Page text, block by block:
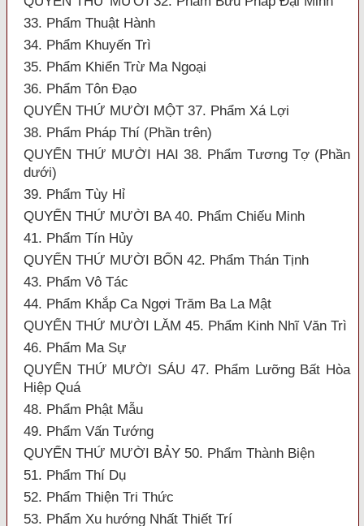
33. Phẩm Thuật Hành
34. Phẩm Khuyến Trì
35. Phẩm Khiển Trừ Ma Ngoại
36. Phẩm Tôn Đạo
QUYỂN THỨ MƯỜI MỘT 37. Phẩm Xá Lợi
38. Phẩm Pháp Thí (Phần trên)
QUYỂN THỨ MƯỜI HAI 38. Phẩm Tương Tợ (Phần
dưới)
39. Phẩm Tùy Hỉ
QUYỂN THỨ MƯỜI BA 40. Phẩm Chiếu Minh
41. Phẩm Tín Hủy
QUYỂN THỨ MƯỜI BỐN 42. Phẩm Thán Tịnh
43. Phẩm Vô Tác
44. Phẩm Khắp Ca Ngợi Trăm Ba La Mật
QUYỂN THỨ MƯỜI LĂM 45. Phẩm Kinh Nhĩ Văn Trì
46. Phẩm Ma Sự
QUYỂN THỨ MƯỜI SÁU 47. Phẩm Lưỡng Bất Hòa
Hiệp Quá
48. Phẩm Phật Mẫu
49. Phẩm Vấn Tướng
QUYỂN THỨ MƯỜI BẢY 50. Phẩm Thành Biện
51. Phẩm Thí Dụ
52. Phẩm Thiện Tri Thức
53. Phẩm Xu hướng Nhất Thiết Trí